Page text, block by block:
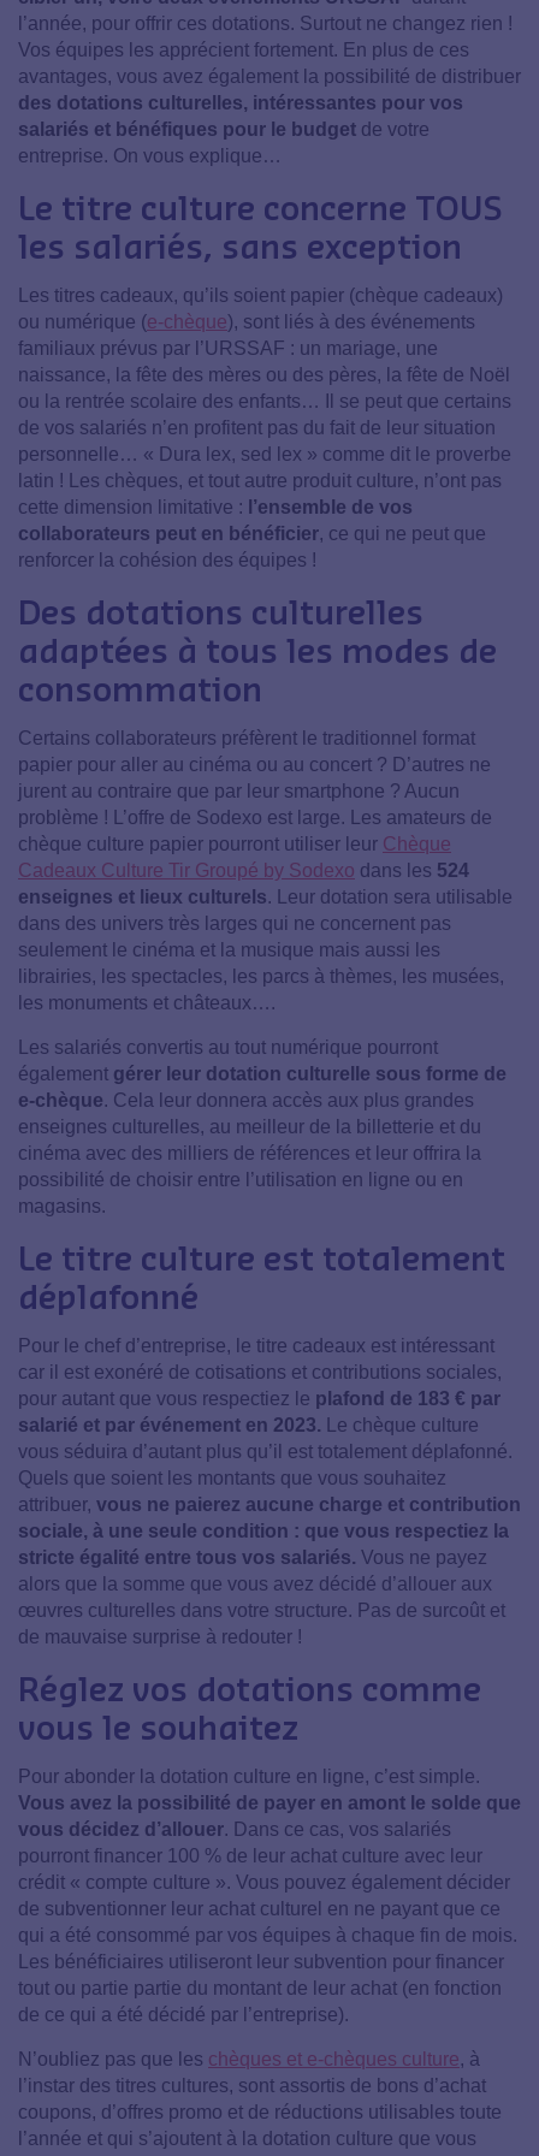
l’année, pour offrir ces dotations. Surtout ne changez rien !
Vos équipes les apprécient fortement. En plus de ces
avantages, vous avez également la possibilité de distribuer
des dotations culturelles, intéressantes pour vos
salariés et bénéfiques pour le budget de votre
entreprise. On vous explique…
Le titre culture concerne TOUS
les salariés, sans exception
Les titres cadeaux, qu’ils soient papier (chèque cadeaux)
ou numérique (e-chèque), sont liés à des événements
familiaux prévus par l’URSSAF : un mariage, une
naissance, la fête des mères ou des pères, la fête de Noël
ou la rentrée scolaire des enfants… Il se peut que certains
de vos salariés n’en profitent pas du fait de leur situation
personnelle… « Dura lex, sed lex » comme dit le proverbe
latin ! Les chèques, et tout autre produit culture, n’ont pas
cette dimension limitative : l’ensemble de vos
collaborateurs peut en bénéficier, ce qui ne peut que
renforcer la cohésion des équipes !
Des dotations culturelles
adaptées à tous les modes de
consommation
Certains collaborateurs préfèrent le traditionnel format
papier pour aller au cinéma ou au concert ? D’autres ne
jurent au contraire que par leur smartphone ? Aucun
problème ! L’offre de Sodexo est large. Les amateurs de
chèque culture papier pourront utiliser leur Chèque
Cadeaux Culture Tir Groupé by Sodexo dans les 524
enseignes et lieux culturels. Leur dotation sera utilisable
dans des univers très larges qui ne concernent pas
seulement le cinéma et la musique mais aussi les
librairies, les spectacles, les parcs à thèmes, les musées,
les monuments et châteaux….
Les salariés convertis au tout numérique pourront
également gérer leur dotation culturelle sous forme de
e-chèque. Cela leur donnera accès aux plus grandes
enseignes culturelles, au meilleur de la billetterie et du
cinéma avec des milliers de références et leur offrira la
possibilité de choisir entre l’utilisation en ligne ou en
magasins.
Le titre culture est totalement
déplafonné
Pour le chef d’entreprise, le titre cadeaux est intéressant
car il est exonéré de cotisations et contributions sociales,
pour autant que vous respectiez le plafond de 183 € par
salarié et par événement en 2023. Le chèque culture
vous séduira d’autant plus qu’il est totalement déplafonné.
Quels que soient les montants que vous souhaitez
attribuer, vous ne paierez aucune charge et contribution
sociale, à une seule condition : que vous respectiez la
stricte égalité entre tous vos salariés. Vous ne payez
alors que la somme que vous avez décidé d’allouer aux
œuvres culturelles dans votre structure. Pas de surcoût et
de mauvaise surprise à redouter !
Réglez vos dotations comme
vous le souhaitez
Pour abonder la dotation culture en ligne, c’est simple.
Vous avez la possibilité de payer en amont le solde que
vous décidez d’allouer. Dans ce cas, vos salariés
pourront financer 100 % de leur achat culture avec leur
crédit « compte culture ». Vous pouvez également décider
de subventionner leur achat culturel en ne payant que ce
qui a été consommé par vos équipes à chaque fin de mois.
Les bénéficiaires utiliseront leur subvention pour financer
tout ou partie partie du montant de leur achat (en fonction
de ce qui a été décidé par l’entreprise).
N’oubliez pas que les chèques et e-chèques culture, à
l’instar des titres cultures, sont assortis de bons d’achat
coupons, d’offres promo et de réductions utilisables toute
l’année et qui s’ajoutent à la dotation culture que vous